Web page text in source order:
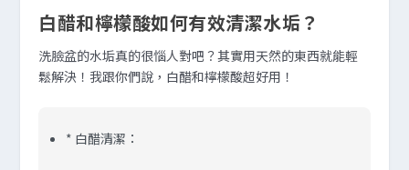
白醋和檸檬酸如何有效清潔水垢？
洗臉盆的水垢真的很惱人對吧？其實用天然的東西就能輕
鬆解決！我跟你們說，白醋和檸檬酸超好用！
* 白醋清潔 ：